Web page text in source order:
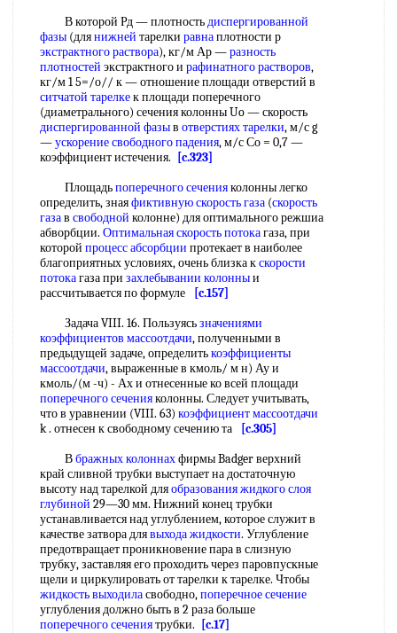
В которой Рд — плотностьдиспергированной
фазы (длянижней тарелки равнаплотности р
экстрактного раствора), кг/м Ар —разность
плотностей экстрактного и рафинатного растворов,
кг/м 1 5=/о// к — отношение площади отверстий в
ситчатой тарелкек площади поперечного
(диаметрального) сечения колонны Uo — скорость
диспергированной фазыв отверстиях тарелки, м/с g
—ускорение свободного падения, м/с Со = 0,7 —
коэффициент истечения.
[c.323]
Площадьпоперечного сеченияколонны легко
определить, знаяфиктивную скорость газа (скорость
газав свободной колонне) для оптимального режшиа
абворбции. Оптимальная скорость потокагаза, при
которой процесс абсорбции протекает в наиболее
благоприятных условиях, очень близка кскорости
потокагаза при захлебывании колонныи
рассчитывается по формуле
[c.157]
Задача VIII. 16. Пользуясьзначениями
коэффициентов массоотдачи, полученными в
предыдущей задаче, определитькоэффициенты
массоотдачи, выраженные в кмоль/ м н) Ау и
кмоль/(м -ч) - Ах и отнесенные ко всей площади
поперечного сеченияколонны. Следует учитывать,
что в уравнении (VIII. 63) коэффициент массоотдачи
k . отнесен к свободному сечению та
[c.305]
Вбражных колоннахфирмы Badger верхний
край сливной трубки выступает на достаточную
высоту над тарелкой дляобразования жидкогослоя
глубиной 29—30 мм. Нижний конец трубки
устанавливается над углублением, которое служит в
качестве затвора длявыхода жидкости. Углубление
предотвращает проникновение пара в слизную
трубку, заставляя его проходить через паровпускные
щели и циркулировать от тарелки к тарелке. Чтобы
жидкость выходиласвободно,поперечное сечение
углубления должно быть в 2 раза больше
поперечного сечениятрубки.
[c.17]